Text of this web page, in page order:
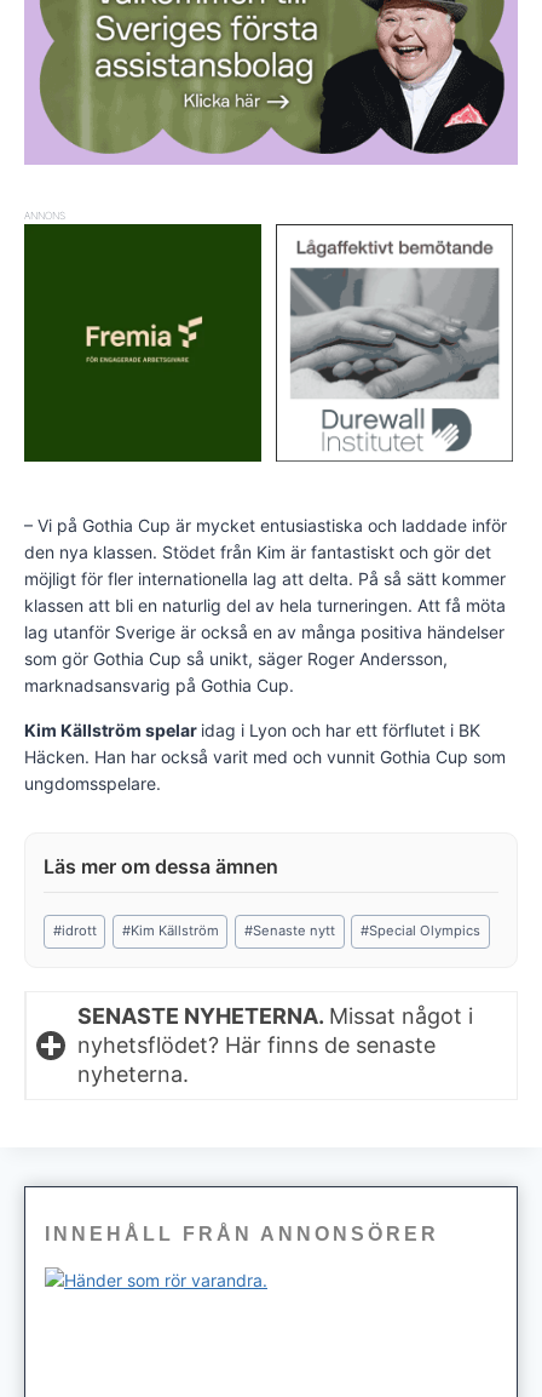
ANNONS
– Vi på Gothia Cup är mycket entusiastiska och laddade inför
den nya klassen. Stödet från Kim är fantastiskt och gör det
möjligt för fler internationella lag att delta. På så sätt kommer
klassen att bli en naturlig del av hela turneringen. Att få möta
lag utanför Sverige är också en av många positiva händelser
som gör Gothia Cup så unikt, säger Roger Andersson,
marknadsansvarig på Gothia Cup.
Kim Källström spelar idag i Lyon och har ett förflutet i BK
Häcken. Han har också varit med och vunnit Gothia Cup som
ungdomsspelare.
Post
Tags:
#idrott #Kim Källström #Senaste nytt #Special Olympics
SENASTE NYHETERNA. Missat något i
nyhetsflödet? Här finns de senaste
nyheterna.
INNEHÅLL FRÅN ANNONSÖRER